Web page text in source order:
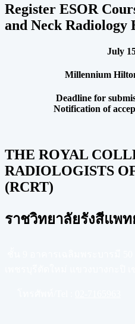
Register ESOR
and Neck Radiology
July
Millennium
Deadline for
Notification of
THE ROYAL
RADIOLOGISTS
(RCRT)
ราชวิทยาลัยรังสีแพ